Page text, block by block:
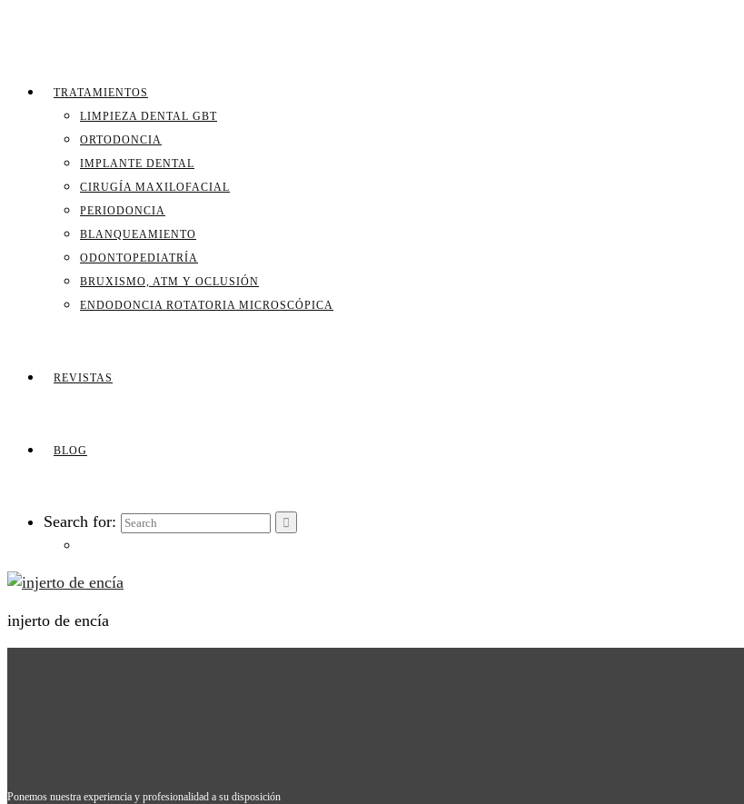
TRATAMIENTOS
LIMPIEZA DENTAL GBT
ORTODONCIA
IMPLANTE DENTAL
CIRUGÍA MAXILOFACIAL
PERIODONCIA
BLANQUEAMIENTO
ODONTOPEDIATRÍA
BRUXISMO, ATM Y OCLUSIÓN
ENDODONCIA ROTATORIA MICROSCÓPICA
REVISTAS
BLOG
Search for:
injerto de encía
Ponemos nuestra experiencia y profesionalidad a su disposición